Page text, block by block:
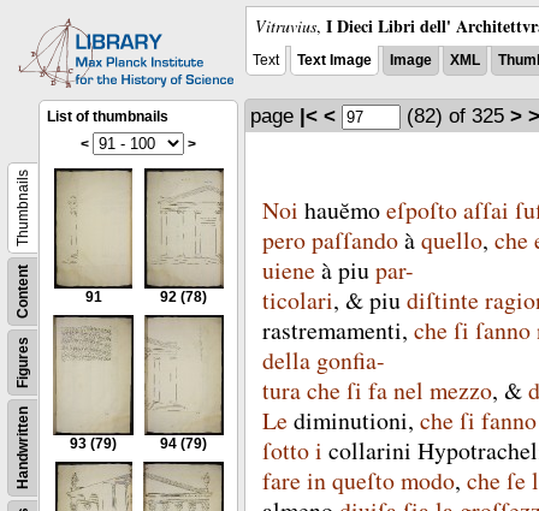
Vitruvius, I Dieci Libri dell'
Text Text Image Image XML
Handwritten
Figures
Content
Thumbnails
List of thumbnails
<
>
91 92 (78)
93 (79) 94 (79)
page |< < (82) of 325 >
Noi hauĕmoeſpoſtoaſſai
peropaſſandoàquello, che
uiene àpiupar-
ticolari, &piudiſtinte
rastremamenti, che ſi ſanno
della gonfia-
turache ſi fanel mezzo, &
Le diminutioni, che ſi fanno
ſottoi collarini
fare inqueſtomodo, che ſe